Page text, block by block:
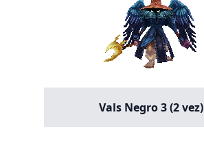
Vals Negro 3 (2 vez)